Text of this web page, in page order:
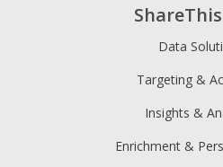
Data
Targeting &
Insights &
Enrichment &